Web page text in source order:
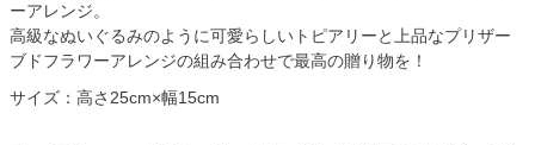
ーアレンジ。
高級なぬいぐるみのように可愛らしいトピアリーと上品なプリザー
ブドフラワーアレンジの組み合わせで最高の贈り物を！
サイズ：高さ25cm×幅15cm